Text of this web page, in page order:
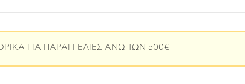
ΓΙΑ ΠΑΡΑΓΓΕΛΙΕΣ ΑΝΩ ΤΩΝ 500€